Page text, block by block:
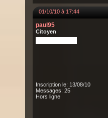
01/10/10 à 17:44
paul95
Citoyen
Inscription le: 13/08/10
Messages: 25
Hors ligne